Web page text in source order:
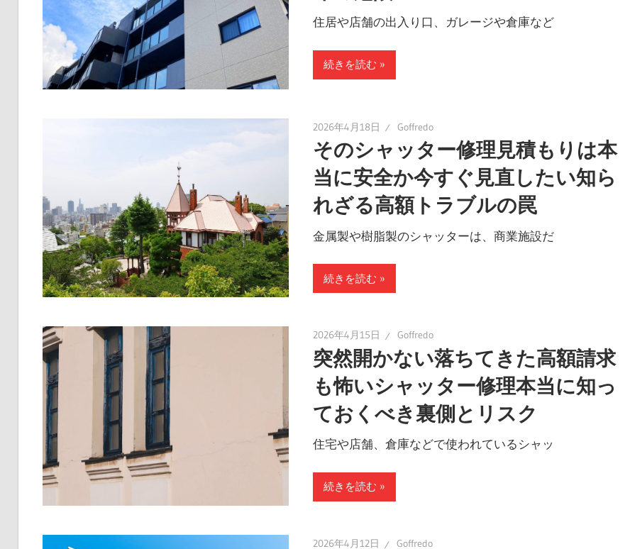
住居や店舗の出入り口、ガレージや倉庫など
続きを読む
2026年4月18日 Goffredo
そのシャッター修理見積もりは本
当に安全か今すぐ見直したい知ら
れざる高額トラブルの罠
金属製や樹脂製のシャッターは、商業施設だ
続きを読む
2026年4月15日 Goffredo
突然開かない落ちてきた高額請求
も怖いシャッター修理本当に知っ
ておくべき裏側とリスク
住宅や店舗、倉庫などで使われているシャッ
続きを読む
2026年4月12日 Goffredo